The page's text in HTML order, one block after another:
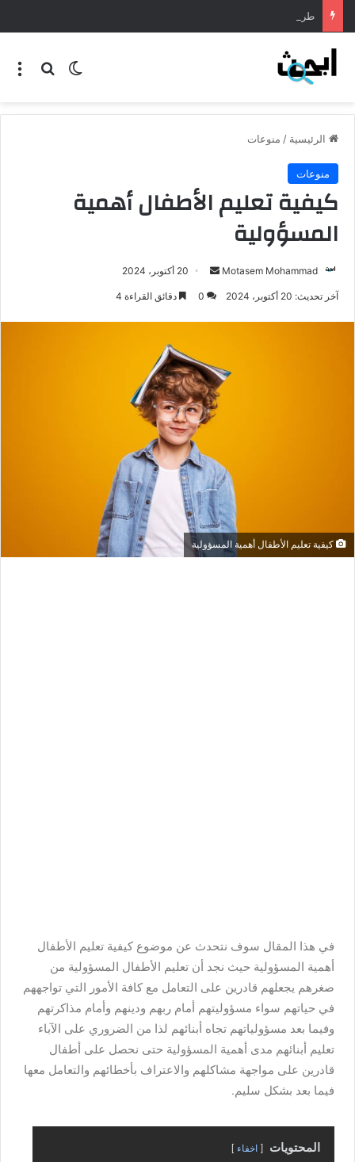
طريقة عمل المنسف الاردني
الرئيسية / منوعات
منوعات
كيفية تعليم الأطفال أهمية
المسؤولية
Motasem Mohammad 20 أكتوبر، 2024
آخر تحديث: 20 أكتوبر، 2024 0 دقائق القراءة 4
كيفية تعليم الأطفال أهمية المسؤولية
في هذا المقال سوف نتحدث عن موضوع كيفية تعليم الأطفال
أهمية المسؤولية حيث نجد أن تعليم الأطفال المسؤولية من
صغرهم يجعلهم قادرين على التعامل مع كافة الأمور التي تواجههم
في حياتهم سواء مسؤوليتهم أمام ربهم ودينهم وأمام مذاكرتهم
وفيما بعد مسؤولياتهم تجاه أبنائهم لذا من الضروري على الآباء
تعليم أبنائهم مدى أهمية المسؤولية حتى نحصل على أطفال
قادرين على مواجهة مشاكلهم والاعتراف بأخطائهم والتعامل معها
فيما بعد بشكل سليم.
المحتويات اخفاء